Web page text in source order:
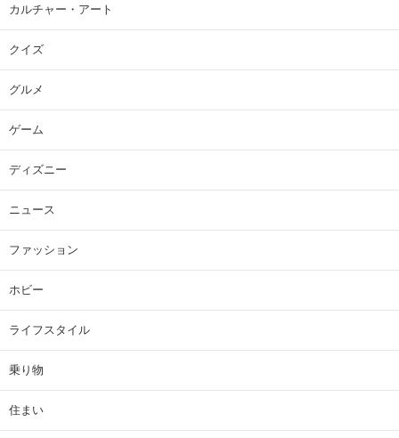
カルチャー・アート
クイズ
グルメ
ゲーム
ディズニー
ニュース
ファッション
ホビー
ライフスタイル
乗り物
住まい